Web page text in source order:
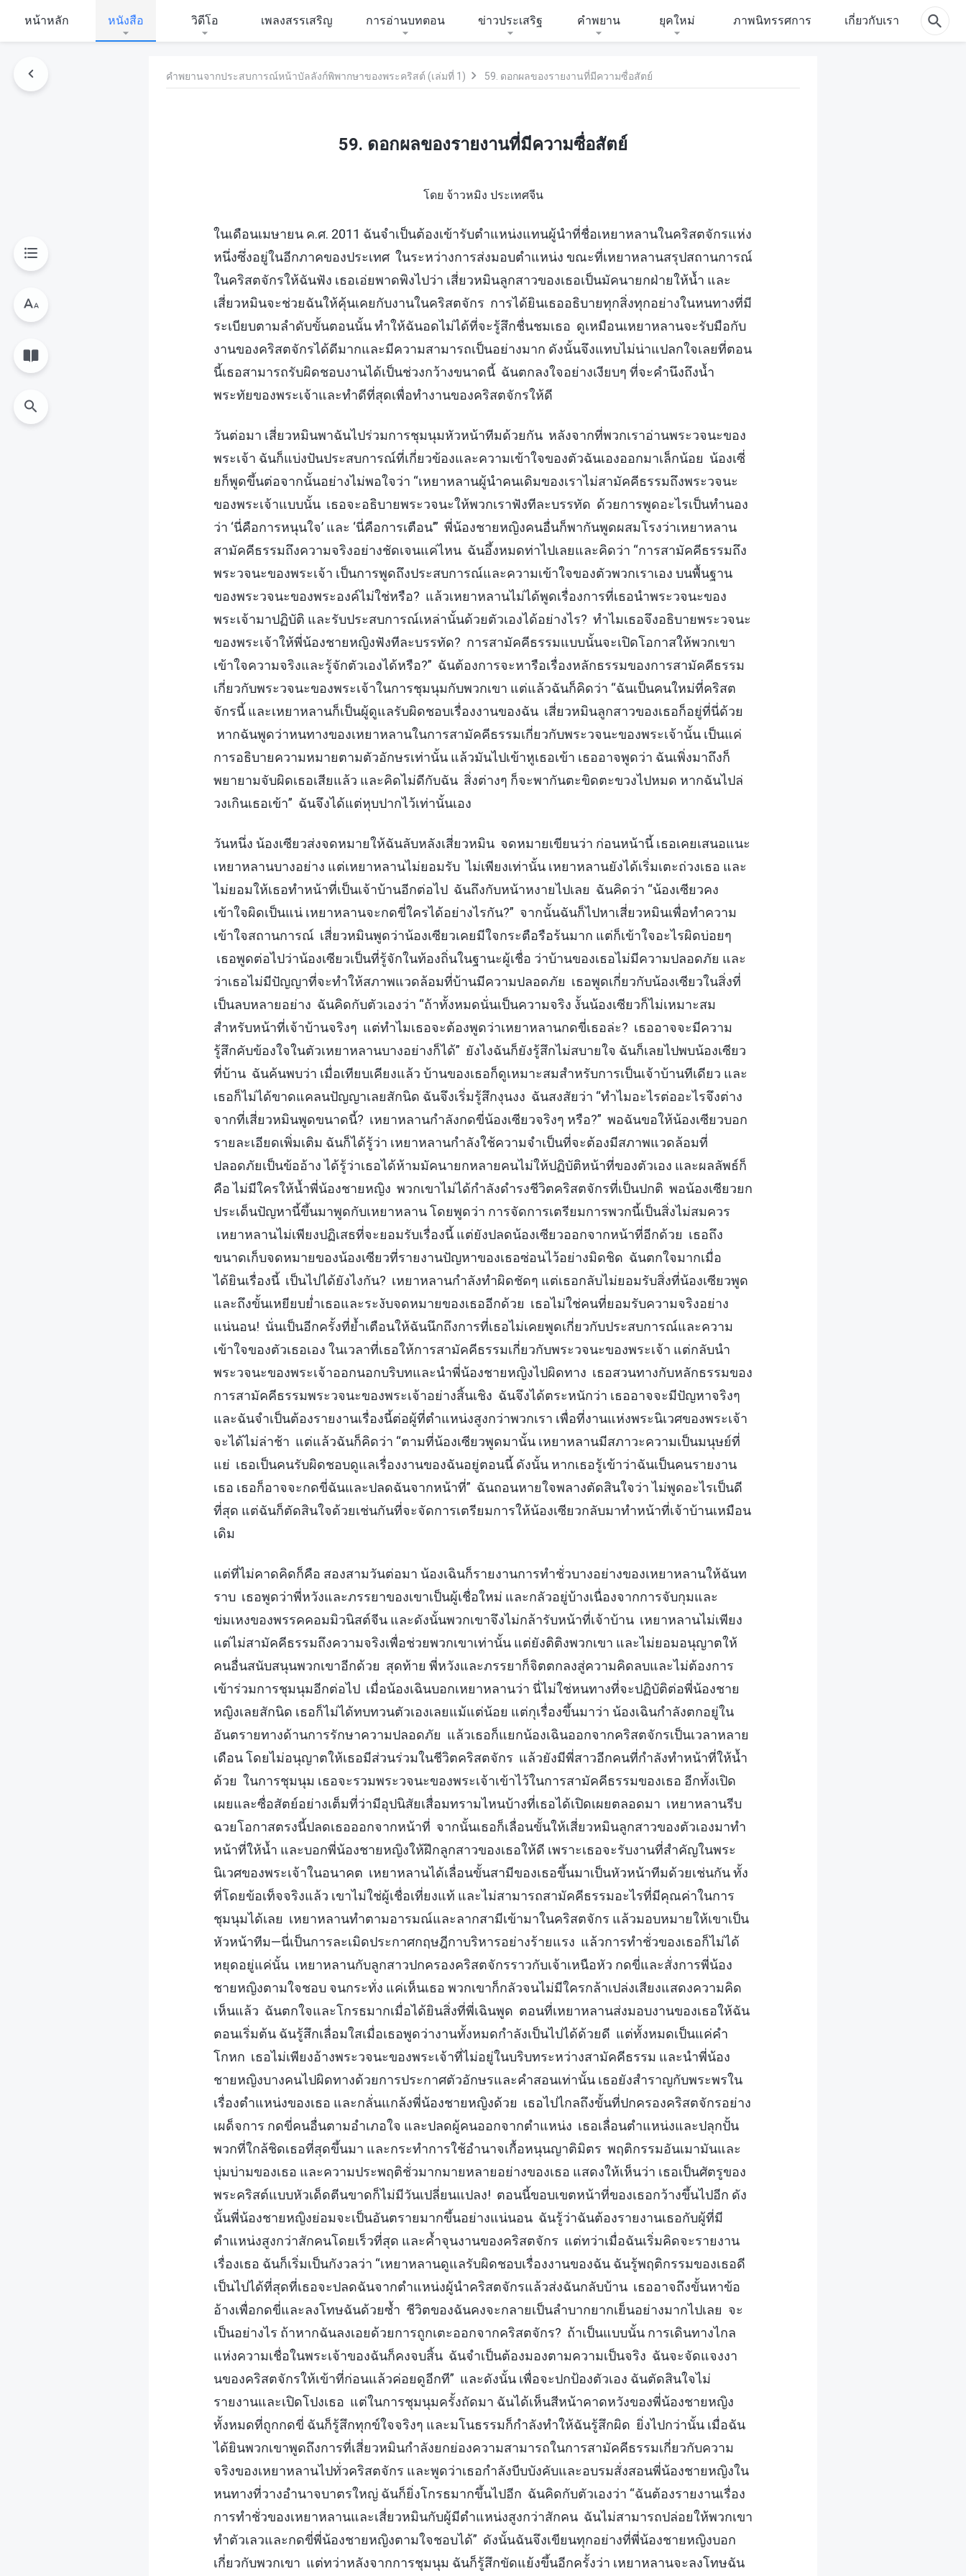
หน้าหลัก หนังสือ วิดีโอ เพลงสรรเสริญ การอ่านบทตอน ข่าวประเสริฐ คำพยาน ยุคใหม่ ภาพนิทรรศการ เกี่ยวกับเรา
คำพยานจากประสบการณ์หน้าบัลลังก์พิพากษาของพระคริสต์ (เล่มที่ 1) 59. ดอกผลของรายงานที่มีความซื่อสัตย์
59. ดอกผลของรายงานที่มีความซื่อสัตย์
โดย จ้าวหมิง ประเทศจีน
ในเดือนเมษายน ค.ศ. 2011 ฉันจำเป็นต้องเข้ารับตำแหน่งแทนผู้นำที่ชื่อเหยาหลานในคริสตจักรแห่ง
หนึ่งซึ่งอยู่ในอีกภาคของประเทศ ในระหว่างการส่งมอบตำแหน่ง ขณะที่เหยาหลานสรุปสถานการณ์
ในคริสตจักรให้ฉันฟัง เธอเอ่ยพาดพิงไปว่า เสี่ยวหมินลูกสาวของเธอเป็นมัคนายกฝ่ายให้น้ำ และ
เสี่ยวหมินจะช่วยฉันให้คุ้นเคยกับงานในคริสตจักร การได้ยินเธออธิบายทุกสิ่งทุกอย่างในหนทางที่มี
ระเบียบตามลำดับขั้นตอนนั้น ทำให้ฉันอดไม่ได้ที่จะรู้สึกชื่นชมเธอ ดูเหมือนเหยาหลานจะรับมือกับ
งานของคริสตจักรได้ดีมากและมีความสามารถเป็นอย่างมาก ดังนั้นจึงแทบไม่น่าแปลกใจเลยที่ตอน
นี้เธอสามารถรับผิดชอบงานได้เป็นช่วงกว้างขนาดนี้ ฉันตกลงใจอย่างเงียบๆ ที่จะคำนึงถึงน้ำ
พระทัยของพระเจ้าและทำดีที่สุดเพื่อทำงานของคริสตจักรให้ดี
วันต่อมา เสี่ยวหมินพาฉันไปร่วมการชุมนุมหัวหน้าทีมด้วยกัน หลังจากที่พวกเราอ่านพระวจนะของ
พระเจ้า ฉันก็แบ่งปันประสบการณ์ที่เกี่ยวข้องและความเข้าใจของตัวฉันเองออกมาเล็กน้อย น้องเซี่
ยก็พูดขึ้นต่อจากนั้นอย่างไม่พอใจว่า “เหยาหลานผู้นำคนเดิมของเราไม่สามัคคีธรรมถึงพระวจนะ
ของพระเจ้าแบบนั้น เธอจะอธิบายพระวจนะให้พวกเราฟังทีละบรรทัด ด้วยการพูดอะไรเป็นทำนอง
ว่า ‘นี่คือการหนุนใจ’ และ ‘นี่คือการเตือน’” พี่น้องชายหญิงคนอื่นก็พากันพูดผสมโรงว่าเหยาหลาน
สามัคคีธรรมถึงความจริงอย่างชัดเจนแค่ไหน ฉันอึ้งหมดท่าไปเลยและคิดว่า “การสามัคคีธรรมถึง
พระวจนะของพระเจ้า เป็นการพูดถึงประสบการณ์และความเข้าใจของตัวพวกเราเอง บนพื้นฐาน
ของพระวจนะของพระองค์ไม่ใช่หรือ? แล้วเหยาหลานไม่ได้พูดเรื่องการที่เธอนำพระวจนะของ
พระเจ้ามาปฏิบัติ และรับประสบการณ์เหล่านั้นด้วยตัวเองได้อย่างไร? ทำไมเธอจึงอธิบายพระวจนะ
ของพระเจ้าให้พี่น้องชายหญิงฟังทีละบรรทัด? การสามัคคีธรรมแบบนั้นจะเปิดโอกาสให้พวกเขา
เข้าใจความจริงและรู้จักตัวเองได้หรือ?” ฉันต้องการจะหารือเรื่องหลักธรรมของการสามัคคีธรรม
เกี่ยวกับพระวจนะของพระเจ้าในการชุมนุมกับพวกเขา แต่แล้วฉันก็คิดว่า “ฉันเป็นคนใหม่ที่คริสต
จักรนี้ และเหยาหลานก็เป็นผู้ดูแลรับผิดชอบเรื่องงานของฉัน เสี่ยวหมินลูกสาวของเธอก็อยู่ที่นี่ด้วย
หากฉันพูดว่าหนทางของเหยาหลานในการสามัคคีธรรมเกี่ยวกับพระวจนะของพระเจ้านั้น เป็นแค่
การอธิบายความหมายตามตัวอักษรเท่านั้น แล้วมันไปเข้าหูเธอเข้า เธออาจพูดว่า ฉันเพิ่งมาถึงก็
พยายามจับผิดเธอเสียแล้ว และคิดไม่ดีกับฉัน สิ่งต่างๆ ก็จะพากันตะขิดตะขวงไปหมด หากฉันไปล่
วงเกินเธอเข้า” ฉันจึงได้แต่หุบปากไว้เท่านั้นเอง
วันหนึ่ง น้องเซียวส่งจดหมายให้ฉันลับหลังเสี่ยวหมิน จดหมายเขียนว่า ก่อนหน้านี้ เธอเคยเสนอแนะ
เหยาหลานบางอย่าง แต่เหยาหลานไม่ยอมรับ ไม่เพียงเท่านั้น เหยาหลานยังได้เริ่มเตะถ่วงเธอ และ
ไม่ยอมให้เธอทำหน้าที่เป็นเจ้าบ้านอีกต่อไป ฉันถึงกับหน้าหงายไปเลย ฉันคิดว่า “น้องเซียวคง
เข้าใจผิดเป็นแน่ เหยาหลานจะกดขี่ใครได้อย่างไรกัน?” จากนั้นฉันก็ไปหาเสี่ยวหมินเพื่อทำความ
เข้าใจสถานการณ์ เสี่ยวหมินพูดว่าน้องเซียวเคยมีใจกระตือรือร้นมาก แต่ก็เข้าใจอะไรผิดบ่อยๆ
เธอพูดต่อไปว่าน้องเซียวเป็นที่รู้จักในท้องถิ่นในฐานะผู้เชื่อ ว่าบ้านของเธอไม่มีความปลอดภัย และ
ว่าเธอไม่มีปัญญาที่จะทำให้สภาพแวดล้อมที่บ้านมีความปลอดภัย เธอพูดเกี่ยวกับน้องเซียวในสิ่งที่
เป็นลบหลายอย่าง ฉันคิดกับตัวเองว่า “ถ้าทั้งหมดนั่นเป็นความจริง งั้นน้องเซียวก็ไม่เหมาะสม
สำหรับหน้าที่เจ้าบ้านจริงๆ แต่ทำไมเธอจะต้องพูดว่าเหยาหลานกดขี่เธอล่ะ? เธออาจจะมีความ
รู้สึกคับข้องใจในตัวเหยาหลานบางอย่างก็ได้” ยังไงฉันก็ยังรู้สึกไม่สบายใจ ฉันก็เลยไปพบน้องเซียว
ที่บ้าน ฉันค้นพบว่า เมื่อเทียบเคียงแล้ว บ้านของเธอก็ดูเหมาะสมสำหรับการเป็นเจ้าบ้านทีเดียว และ
เธอก็ไม่ได้ขาดแคลนปัญญาเลยสักนิด ฉันจึงเริ่มรู้สึกงุนงง ฉันสงสัยว่า “ทำไมอะไรต่ออะไรจึงต่าง
จากที่เสี่ยวหมินพูดขนาดนี้? เหยาหลานกำลังกดขี่น้องเซียวจริงๆ หรือ?” พอฉันขอให้น้องเซียวบอก
รายละเอียดเพิ่มเติม ฉันก็ได้รู้ว่า เหยาหลานกำลังใช้ความจำเป็นที่จะต้องมีสภาพแวดล้อมที่
ปลอดภัยเป็นข้ออ้าง ได้รู้ว่าเธอได้ห้ามมัคนายกหลายคนไม่ให้ปฏิบัติหน้าที่ของตัวเอง และผลลัพธ์ก็
คือ ไม่มีใครให้น้ำพี่น้องชายหญิง พวกเขาไม่ได้กำลังดำรงชีวิตคริสตจักรที่เป็นปกติ พอน้องเซียวยก
ประเด็นปัญหานี้ขึ้นมาพูดกับเหยาหลาน โดยพูดว่า การจัดการเตรียมการพวกนี้เป็นสิ่งไม่สมควร
เหยาหลานไม่เพียงปฏิเสธที่จะยอมรับเรื่องนี้ แต่ยังปลดน้องเซียวออกจากหน้าที่อีกด้วย เธอถึง
ขนาดเก็บจดหมายของน้องเซียวที่รายงานปัญหาของเธอซ่อนไว้อย่างมิดชิด ฉันตกใจมากเมื่อ
ได้ยินเรื่องนี้ เป็นไปได้ยังไงกัน? เหยาหลานกำลังทำผิดชัดๆ แต่เธอกลับไม่ยอมรับสิ่งที่น้องเซียวพูด
และถึงขั้นเหยียบย่ำเธอและระงับจดหมายของเธออีกด้วย เธอไม่ใช่คนที่ยอมรับความจริงอย่าง
แน่นอน! นั่นเป็นอีกครั้งที่ย้ำเตือนให้ฉันนึกถึงการที่เธอไม่เคยพูดเกี่ยวกับประสบการณ์และความ
เข้าใจของตัวเธอเอง ในเวลาที่เธอให้การสามัคคีธรรมเกี่ยวกับพระวจนะของพระเจ้า แต่กลับนำ
พระวจนะของพระเจ้าออกนอกบริบทและนำพี่น้องชายหญิงไปผิดทาง เธอสวนทางกับหลักธรรมของ
การสามัคคีธรรมพระวจนะของพระเจ้าอย่างสิ้นเชิง ฉันจึงได้ตระหนักว่า เธออาจจะมีปัญหาจริงๆ
และฉันจำเป็นต้องรายงานเรื่องนี้ต่อผู้ที่ตำแหน่งสูงกว่าพวกเรา เพื่อที่งานแห่งพระนิเวศของพระเจ้า
จะได้ไม่ล่าช้า แต่แล้วฉันก็คิดว่า “ตามที่น้องเซียวพูดมานั้น เหยาหลานมีสภาวะความเป็นมนุษย์ที่
แย่ เธอเป็นคนรับผิดชอบดูแลเรื่องงานของฉันอยู่ตอนนี้ ดังนั้น หากเธอรู้เข้าว่าฉันเป็นคนรายงาน
เธอ เธอก็อาจจะกดขี่ฉันและปลดฉันจากหน้าที่” ฉันถอนหายใจพลางตัดสินใจว่า ไม่พูดอะไรเป็นดี
ที่สุด แต่ฉันก็ตัดสินใจด้วยเช่นกันที่จะจัดการเตรียมการให้น้องเซียวกลับมาทำหน้าที่เจ้าบ้านเหมือน
เดิม
แต่ที่ไม่คาดคิดก็คือ สองสามวันต่อมา น้องเฉินก็รายงานการทำชั่วบางอย่างของเหยาหลานให้ฉันท
ราบ เธอพูดว่าพี่หวังและภรรยาของเขาเป็นผู้เชื่อใหม่ และกลัวอยู่บ้างเนื่องจากการจับกุมและ
ข่มเหงของพรรคคอมมิวนิสต์จีน และดังนั้นพวกเขาจึงไม่กล้ารับหน้าที่เจ้าบ้าน เหยาหลานไม่เพียง
แต่ไม่สามัคคีธรรมถึงความจริงเพื่อช่วยพวกเขาเท่านั้น แต่ยังติติงพวกเขา และไม่ยอมอนุญาตให้
คนอื่นสนับสนุนพวกเขาอีกด้วย สุดท้าย พี่หวังและภรรยาก็จิตตกลงสู่ความคิดลบและไม่ต้องการ
เข้าร่วมการชุมนุมอีกต่อไป เมื่อน้องเฉินบอกเหยาหลานว่า นี่ไม่ใช่หนทางที่จะปฏิบัติต่อพี่น้องชาย
หญิงเลยสักนิด เธอก็ไม่ได้ทบทวนตัวเองเลยแม้แต่น้อย แต่กุเรื่องขึ้นมาว่า น้องเฉินกำลังตกอยู่ใน
อันตรายทางด้านการรักษาความปลอดภัย แล้วเธอก็แยกน้องเฉินออกจากคริสตจักรเป็นเวลาหลาย
เดือน โดยไม่อนุญาตให้เธอมีส่วนร่วมในชีวิตคริสตจักร แล้วยังมีพี่สาวอีกคนที่กำลังทำหน้าที่ให้น้ำ
ด้วย ในการชุมนุม เธอจะรวมพระวจนะของพระเจ้าเข้าไว้ในการสามัคคีธรรมของเธอ อีกทั้งเปิด
เผยและซื่อสัตย์อย่างเต็มที่ว่ามีอุปนิสัยเสื่อมทรามไหนบ้างที่เธอได้เปิดเผยตลอดมา เหยาหลานรีบ
ฉวยโอกาสตรงนี้ปลดเธอออกจากหน้าที่ จากนั้นเธอก็เลื่อนขั้นให้เสี่ยวหมินลูกสาวของตัวเองมาทำ
หน้าที่ให้น้ำ และบอกพี่น้องชายหญิงให้ฝึกลูกสาวของเธอให้ดี เพราะเธอจะรับงานที่สำคัญในพระ
นิเวศของพระเจ้าในอนาคต เหยาหลานได้เลื่อนขั้นสามีของเธอขึ้นมาเป็นหัวหน้าทีมด้วยเช่นกัน ทั้ง
ที่โดยข้อเท็จจริงแล้ว เขาไม่ใช่ผู้เชื่อเที่ยงแท้ และไม่สามารถสามัคคีธรรมอะไรที่มีคุณค่าในการ
ชุมนุมได้เลย เหยาหลานทำตามอารมณ์และลากสามีเข้ามาในคริสตจักร แล้วมอบหมายให้เขาเป็น
หัวหน้าทีม—นี่เป็นการละเมิดประกาศกฤษฎีกาบริหารอย่างร้ายแรง แล้วการทำชั่วของเธอก็ไม่ได้
หยุดอยู่แค่นั้น เหยาหลานกับลูกสาวปกครองคริสตจักรราวกับเจ้าเหนือหัว กดขี่และสั่งการพี่น้อง
ชายหญิงตามใจชอบ จนกระทั่ง แค่เห็นเธอ พวกเขาก็กลัวจนไม่มีใครกล้าเปล่งเสียงแสดงความคิด
เห็นแล้ว ฉันตกใจและโกรธมากเมื่อได้ยินสิ่งที่พี่เฉินพูด ตอนที่เหยาหลานส่งมอบงานของเธอให้ฉัน
ตอนเริ่มต้น ฉันรู้สึกเลื่อมใสเมื่อเธอพูดว่างานทั้งหมดกำลังเป็นไปได้ด้วยดี แต่ทั้งหมดเป็นแค่คำ
โกหก เธอไม่เพียงอ้างพระวจนะของพระเจ้าที่ไม่อยู่ในบริบทระหว่างสามัคคีธรรม และนำพี่น้อง
ชายหญิงบางคนไปผิดทางด้วยการประกาศตัวอักษรและคำสอนเท่านั้น เธอยังสำราญกับพระพรใน
เรื่องตำแหน่งของเธอ และกลั่นแกล้งพี่น้องชายหญิงด้วย เธอไปไกลถึงขั้นที่ปกครองคริสตจักรอย่าง
เผด็จการ กดขี่คนอื่นตามอำเภอใจ และปลดผู้คนออกจากตำแหน่ง เธอเลื่อนตำแหน่งและปลุกปั้น
พวกที่ใกล้ชิดเธอที่สุดขึ้นมา และกระทำการใช้อำนาจเกื้อหนุนญาติมิตร พฤติกรรมอันเมามันและ
บุ่มบ่ามของเธอ และความประพฤติชั่วมากมายหลายอย่างของเธอ แสดงให้เห็นว่า เธอเป็นศัตรูของ
พระคริสต์แบบหัวเด็ดตีนขาดก็ไม่มีวันเปลี่ยนแปลง! ตอนนี้ขอบเขตหน้าที่ของเธอกว้างขึ้นไปอีก ดัง
นั้นพี่น้องชายหญิงย่อมจะเป็นอันตรายมากขึ้นอย่างแน่นอน ฉันรู้ว่าฉันต้องรายงานเธอกับผู้ที่มี
ตำแหน่งสูงกว่าสักคนโดยเร็วที่สุด และค้ำจุนงานของคริสตจักร แต่ทว่าเมื่อฉันเริ่มคิดจะรายงาน
เรื่องเธอ ฉันก็เริ่มเป็นกังวลว่า “เหยาหลานดูแลรับผิดชอบเรื่องงานของฉัน ฉันรู้พฤติกรรมของเธอดี
เป็นไปได้ที่สุดที่เธอจะปลดฉันจากตำแหน่งผู้นำคริสตจักรแล้วส่งฉันกลับบ้าน เธออาจถึงขั้นหาข้อ
อ้างเพื่อกดขี่และลงโทษฉันด้วยซ้ำ ชีวิตของฉันคงจะกลายเป็นลำบากยากเย็นอย่างมากไปเลย จะ
เป็นอย่างไร ถ้าหากฉันลงเอยด้วยการถูกเตะออกจากคริสตจักร? ถ้าเป็นแบบนั้น การเดินทางไกล
แห่งความเชื่อในพระเจ้าของฉันก็คงจบสิ้น ฉันจำเป็นต้องมองตามความเป็นจริง ฉันจะจัดแจงงา
นของคริสตจักรให้เข้าที่ก่อนแล้วค่อยดูอีกที” และดังนั้น เพื่อจะปกป้องตัวเอง ฉันตัดสินใจไม่
รายงานและเปิดโปงเธอ แต่ในการชุมนุมครั้งถัดมา ฉันได้เห็นสีหน้าคาดหวังของพี่น้องชายหญิง
ทั้งหมดที่ถูกกดขี่ ฉันก็รู้สึกทุกข์ใจจริงๆ และมโนธรรมก็กำลังทำให้ฉันรู้สึกผิด ยิ่งไปกว่านั้น เมื่อฉัน
ได้ยินพวกเขาพูดถึงการที่เสี่ยวหมินกำลังยกย่องความสามารถในการสามัคคีธรรมเกี่ยวกับความ
จริงของเหยาหลานไปทั่วคริสตจักร และพูดว่าเธอกำลังบีบบังคับและอบรมสั่งสอนพี่น้องชายหญิงใน
หนทางที่วางอำนาจบาตรใหญ่ ฉันก็ยิ่งโกรธมากขึ้นไปอีก ฉันคิดกับตัวเองว่า “ฉันต้องรายงานเรื่อง
การทำชั่วของเหยาหลานและเสี่ยวหมินกับผู้มีตำแหน่งสูงกว่าสักคน ฉันไม่สามารถปล่อยให้พวกเขา
ทำตัวเลวและกดขี่พี่น้องชายหญิงตามใจชอบได้” ดังนั้นฉันจึงเขียนทุกอย่างที่พี่น้องชายหญิงบอก
เกี่ยวกับพวกเขา แต่ทว่าหลังจากการชุมนุม ฉันก็รู้สึกขัดแย้งขึ้นอีกครั้งว่า เหยาหลานจะลงโทษฉัน